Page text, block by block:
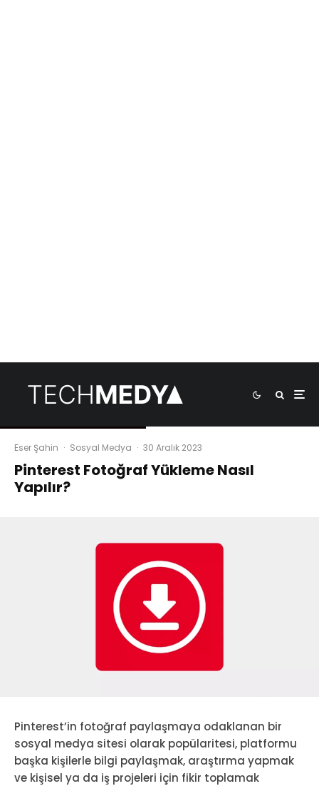
Eser Şahin · Sosyal Medya · 30 Aralık 2023
Pinterest Fotoğraf Yükleme Nasıl
Yapılır?
Pinterest’in fotoğraf paylaşmaya odaklanan bir
sosyal medya sitesi olarak popülaritesi, platformu
başka kişilerle bilgi paylaşmak, araştırma yapmak
ve kişisel ya da iş projeleri için fikir toplamak